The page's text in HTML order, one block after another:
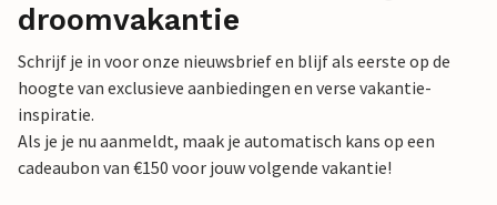
droomvakantie
Schrijf je in voor onze nieuwsbrief en blijf als eerste op de
hoogte van exclusieve aanbiedingen en verse vakantie-
inspiratie.
Als je je nu aanmeldt, maak je automatisch kans op een
cadeaubon van €150 voor jouw volgende vakantie!